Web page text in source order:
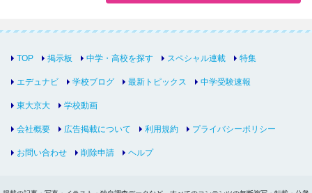
TOP 掲示板 中学・高校を探す スペシャル連載 特集
エデュナビ 学校ブログ 最新トピックス 中学受験速報
東大京大 学校動画
会社概要 広告掲載について 利用規約 プライバシーポリシー
お問い合わせ 削除申請 ヘルプ